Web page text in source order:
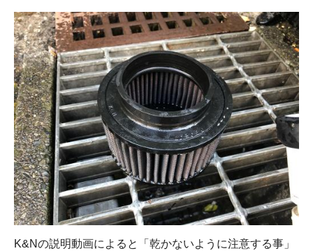
K&Nの説明動画によると「乾かないように注意する事」